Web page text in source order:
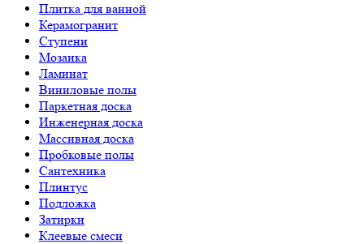
Плитка для ванной
Керамогранит
Ступени
Мозаика
Ламинат
Виниловые полы
Паркетная доска
Инженерная доска
Массивная доска
Пробковые полы
Сантехника
Плинтус
Подложка
Затирки
Клеевые смеси